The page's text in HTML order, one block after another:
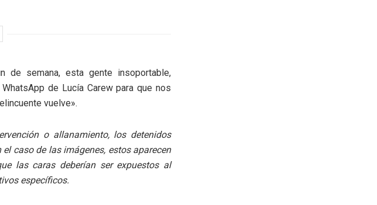
semana, esta gente insoportable,
de Lucía Carew para que nos
vuelve».
o allanamiento, los detenidos
caso de las imágenes, estos aparecen
las caras deberían ser expuestos al
específicos.